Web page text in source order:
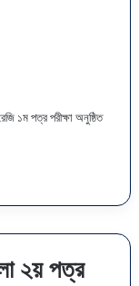
১ম পত্র পরীক্ষা অনুষ্ঠিত
২য় পত্র